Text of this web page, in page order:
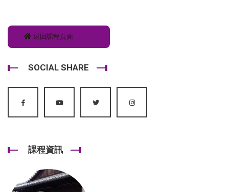
返回課程頁面
SOCIAL SHARE
課程資訊